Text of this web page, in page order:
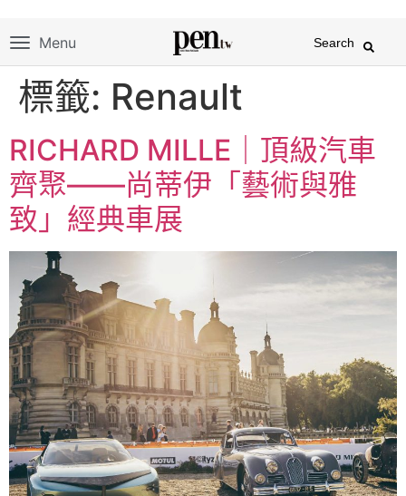
Menu Search
標籤: Renault
RICHARD MILLE｜頂級汽車
齊聚——尚蒂伊「藝術與雅
致」經典車展